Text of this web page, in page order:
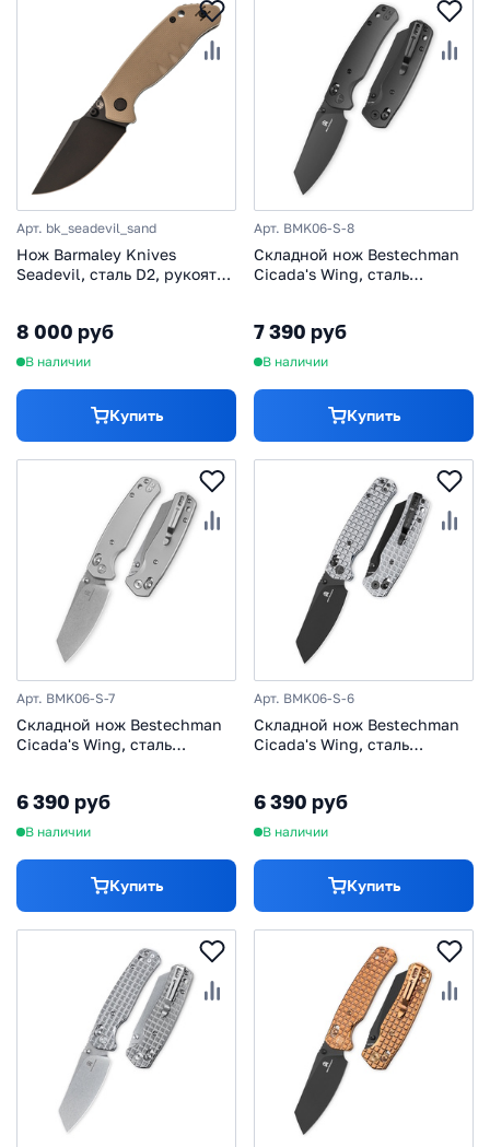
Арт. bk_seadevil_sand
Нож Barmaley Knives
Seadevil, сталь D2, рукоять
8 000 руб
В наличии
Купить
Арт. BMK06-S-8
Складной нож Bestechman
Cicada's Wing, сталь
7 390 руб
В наличии
Купить
Арт. BMK06-S-7
Складной нож Bestechman
Cicada's Wing, сталь
6 390 руб
В наличии
Купить
Арт. BMK06-S-6
Складной нож Bestechman
Cicada's Wing, сталь
6 390 руб
В наличии
Купить